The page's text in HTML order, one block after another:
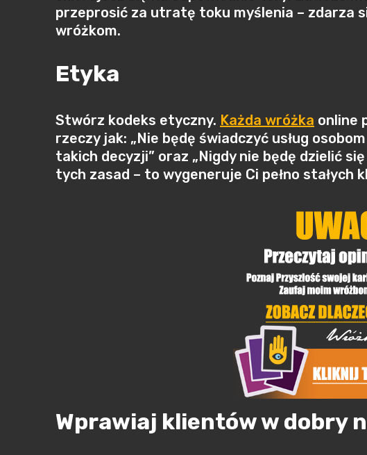
przeprosić za utratę toku myślenia – zdarza
wróżkom.
Etyka
Stwórz kodeks etyczny. Każda wróżka online
rzeczy jak: „Nie będę świadczyć usług
takich decyzji” oraz „Nigdy nie będę dzielić
tych zasad – to wygeneruje Ci pełno stałych
Wprawiaj klientów w dobry